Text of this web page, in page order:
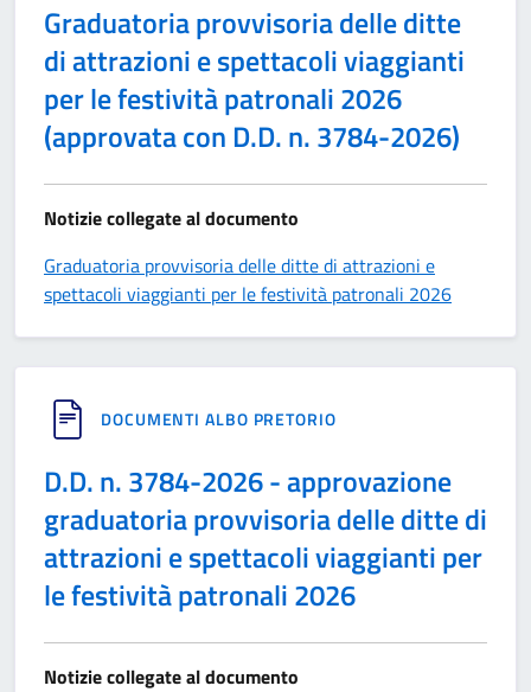
Graduatoria provvisoria delle ditte
di attrazioni e spettacoli viaggianti
per le festività patronali 2026
(approvata con D.D. n. 3784-2026)
Notizie collegate al documento
Graduatoria provvisoria delle ditte di attrazioni e
spettacoli viaggianti per le festività patronali 2026
DOCUMENTI ALBO PRETORIO
D.D. n. 3784-2026 - approvazione
graduatoria provvisoria delle ditte di
attrazioni e spettacoli viaggianti per
le festività patronali 2026
Notizie collegate al documento